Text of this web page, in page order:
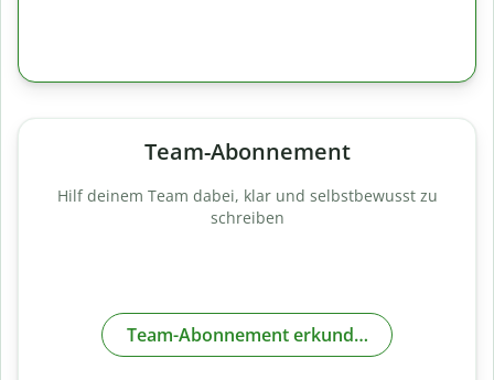
Team-Abonnement
Hilf deinem Team dabei, klar und selbstbewusst zu
schreiben
Team-Abonnement erkunden